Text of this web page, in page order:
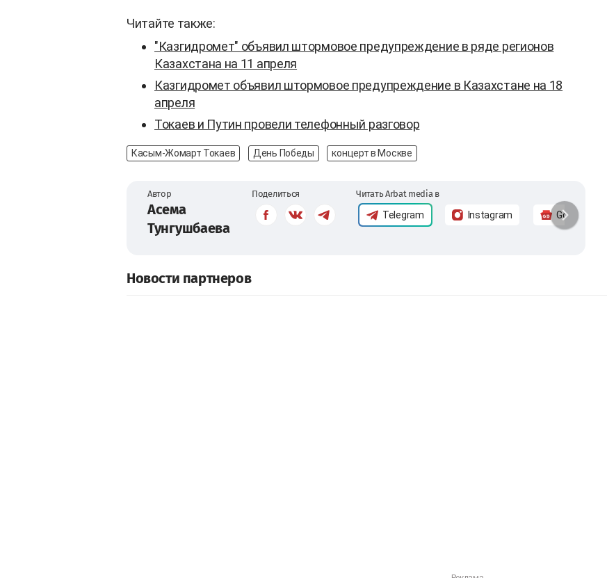
Читайте также:
"Казгидромет" объявил штормовое предупреждение в ряде регионов
Казахстана на 11 апреля
Казгидромет объявил штормовое предупреждение в Казахстане на 18
апреля
Токаев и Путин провели телефонный разговор
Касым-Жомарт Токаев День Победы концерт в Москве
Автор
Асема
Тунгушбаева
Поделиться Читать Arbat media в
Telegram Instagram Google News
Новости партнеров